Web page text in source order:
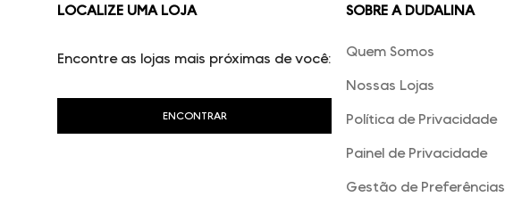
LOCALIZE UMA LOJA
Encontre as lojas mais próximas de você:
SOBRE A DUDALINA
Quem Somos
Nossas Lojas
Política de Privacidade
Painel de Privacidade
Gestão de Preferências